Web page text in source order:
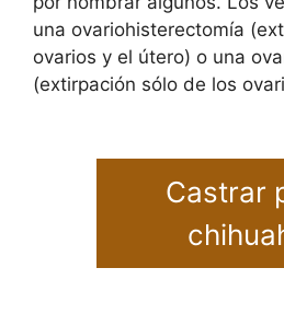
una ovariohisterectomía
ovarios y el útero) o una
(extirpación sólo de los
Castrar